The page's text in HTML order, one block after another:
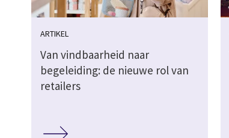
ARTIKEL
Van vindbaarheid naar
begeleiding: de nieuwe rol van
retailers